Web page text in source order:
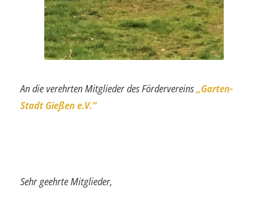
An die verehrten Mitglieder des Fördervereins„Garten-
Stadt Gießen e.V.“
Sehr geehrte Mitglieder,